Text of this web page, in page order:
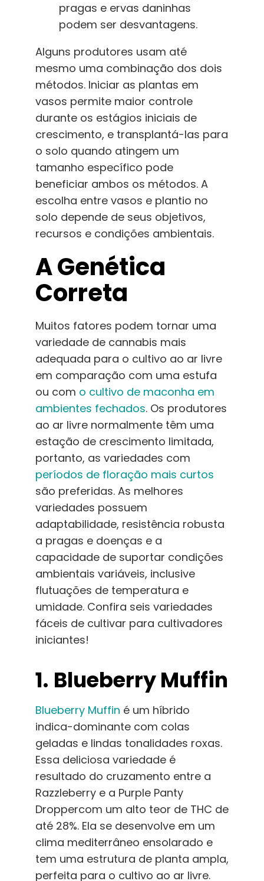
pragas e ervas daninhas
podem ser desvantagens.
Alguns produtores usam até
mesmo uma combinação dos dois
métodos. Iniciar as plantas em
vasos permite maior controle
durante os estágios iniciais de
crescimento, e transplantá-las para
o solo quando atingem um
tamanho específico pode
beneficiar ambos os métodos. A
escolha entre vasos e plantio no
solo depende de seus objetivos,
recursos e condições ambientais.
A Genética
Correta
Muitos fatores podem tornar uma
variedade de cannabis mais
adequada para o cultivo ao ar livre
em comparação com uma estufa
ou com o cultivo de maconha em
ambientes fechados. Os produtores
ao ar livre normalmente têm uma
estação de crescimento limitada,
portanto, as variedades com
períodos de floração mais curtos
são preferidas. As melhores
variedades possuem
adaptabilidade, resistência robusta
a pragas e doenças e a
capacidade de suportar condições
ambientais variáveis, inclusive
flutuações de temperatura e
umidade. Confira seis variedades
fáceis de cultivar para cultivadores
iniciantes!
1. Blueberry Muffin
Blueberry Muffin é um híbrido
indica-dominante com colas
geladas e lindas tonalidades roxas.
Essa deliciosa variedade é
resultado do cruzamento entre a
Razzleberry e a Purple Panty
Droppercom um alto teor de THC de
até 28%. Ela se desenvolve em um
clima mediterrâneo ensolarado e
tem uma estrutura de planta ampla,
perfeita para o cultivo ao ar livre.